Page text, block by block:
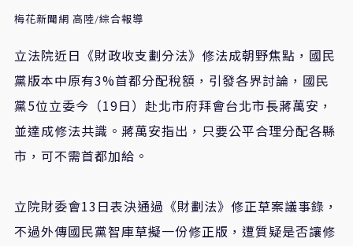
梅花新聞網 高陸/綜合報導
立法院近日《財政收支劃分法》修法成朝野焦點，國民
黨版本中原有3%首都分配稅額，引發各界討論，國民
黨5位立委今（19日）赴北市府拜會台北市長蔣萬安，
並達成修法共識。蔣萬安指出，只要公平合理分配各縣
市，可不需首都加給。
立院財委會13日表決通過《財劃法》修正草案議事錄，
不過外傳國民黨智庫草擬一份修正版，遭質疑是否讓修